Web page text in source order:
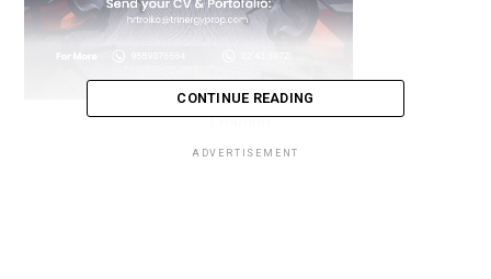
Loading...
CONTINUE READING
ADVERTISEMENT